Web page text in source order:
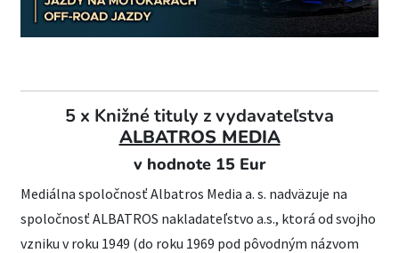
5 x Knižné tituly z vydavateľstva
ALBATROS MEDIA
v hodnote 15 Eur
Mediálna spoločnosť Albatros Media a. s. nadväzuje na
spoločnosť ALBATROS nakladateľstvo a.s., ktorá od svojho
vzniku v roku 1949 (do roku 1969 pod pôvodným názvom